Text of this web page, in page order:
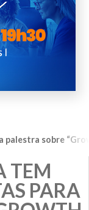
palestra sobre
TEM
PARA